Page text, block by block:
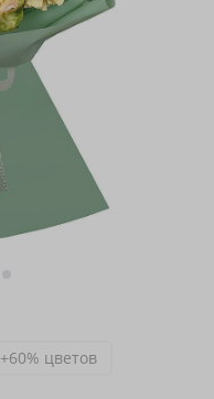
+60% цветов